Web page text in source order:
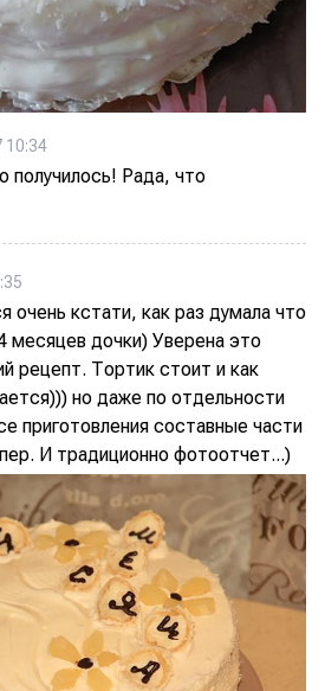
10:34
получилось! Рада, что
очень кстати, как раз думала что
месяцев дочки) Уверена это
рецепт. Тортик стоит и как
но даже по отдельности
приготовления составные части
И традиционно фотоотчет...)